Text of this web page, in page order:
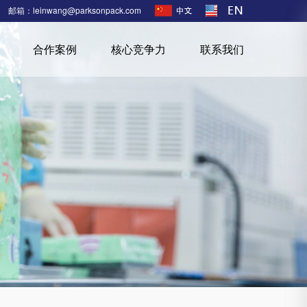
邮箱：leinwang@parksonpack.com
合作案例 核心竞争力 联系我们